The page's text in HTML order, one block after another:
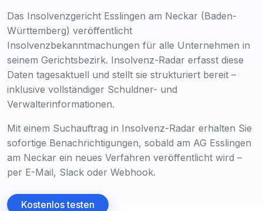
Das Insolvenzgericht Esslingen am Neckar (Baden-
Württemberg) veröffentlicht
Insolvenzbekanntmachungen für alle Unternehmen in
seinem Gerichtsbezirk. Insolvenz-Radar erfasst diese
Daten tagesaktuell und stellt sie strukturiert bereit –
inklusive vollständiger Schuldner- und
Verwalterinformationen.
Mit einem Suchauftrag in Insolvenz-Radar erhalten Sie
sofortige Benachrichtigungen, sobald am AG Esslingen
am Neckar ein neues Verfahren veröffentlicht wird –
per E-Mail, Slack oder Webhook.
Kostenlos testen